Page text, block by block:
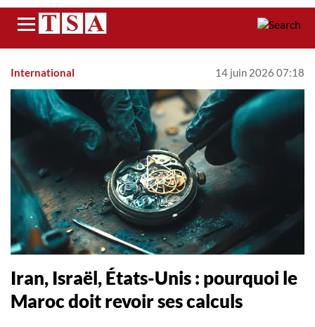
Menu
International 14 juin 2026 07:18
Iran, Israël, États-Unis : pourquoi le
Maroc doit revoir ses calculs